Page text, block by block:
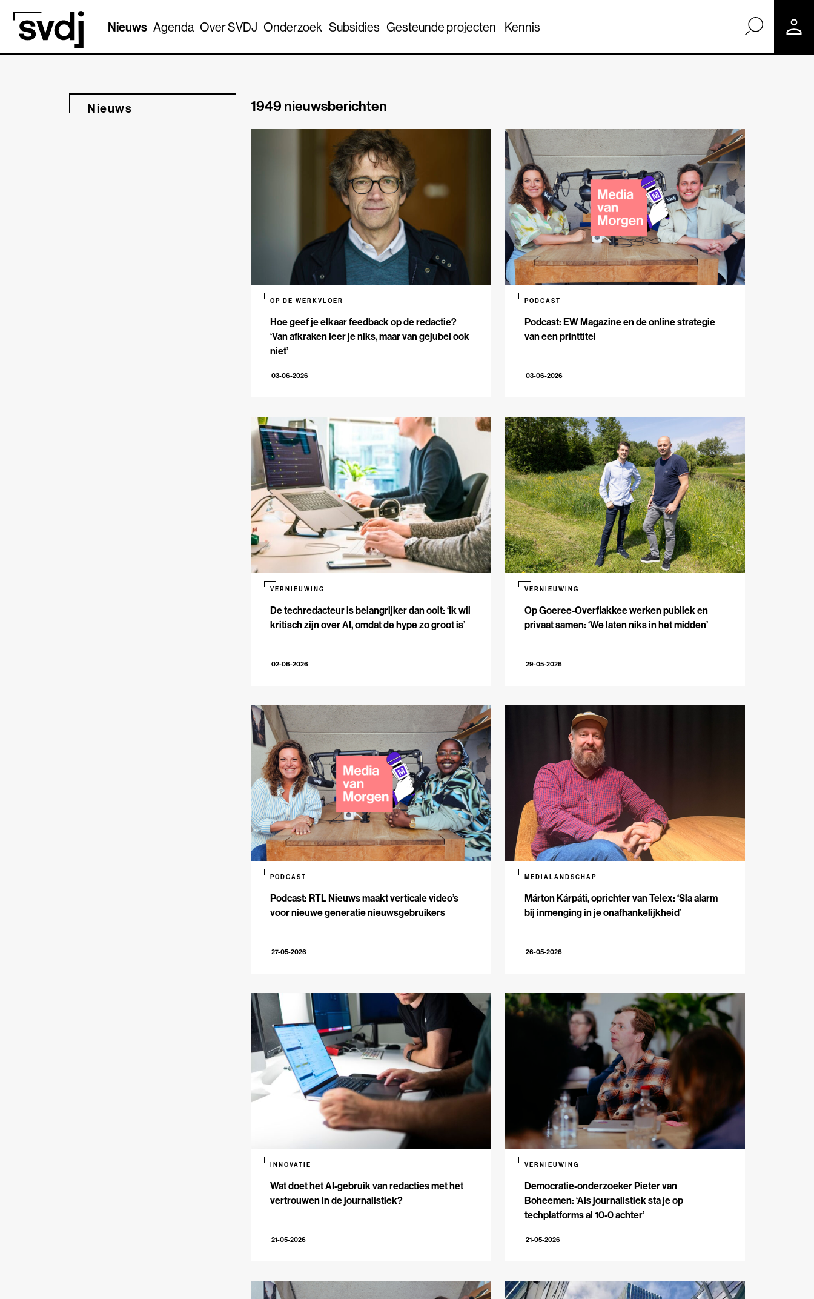
Naar hoofdinhoud
Nieuws Agenda Over SVDJ Onderzoek Subsidies Gesteunde projecten Kennis
Nieuws 1949 nieuwsberichten
Hoe geef je elkaar feedback op de redactie?
‘Van afkraken leer je niks, maar van gejubel ook
niet’
OP DE WERKVLOER
03-06-2026
Podcast: EW Magazine en de online strategie
van een printtitel
PODCAST
03-06-2026
De techredacteur is belangrijker dan ooit: ‘Ik wil
kritisch zijn over AI, omdat de hype zo groot is’
VERNIEUWING
02-06-2026
Op Goeree-Overflakkee werken publiek en
privaat samen: ‘We laten niks in het midden’
VERNIEUWING
29-05-2026
Podcast: RTL Nieuws maakt verticale video’s
voor nieuwe generatie nieuwsgebruikers
PODCAST
27-05-2026
Márton Kárpáti, oprichter van Telex: ‘Sla alarm
bij inmenging in je onafhankelijkheid’
MEDIALANDSCHAP
26-05-2026
Wat doet het AI-gebruik van redacties met het
vertrouwen in de journalistiek?
INNOVATIE
21-05-2026
Democratie-onderzoeker Pieter van
Boheemen: ‘Als journalistiek sta je op
techplatforms al 10-0 achter’
VERNIEUWING
21-05-2026